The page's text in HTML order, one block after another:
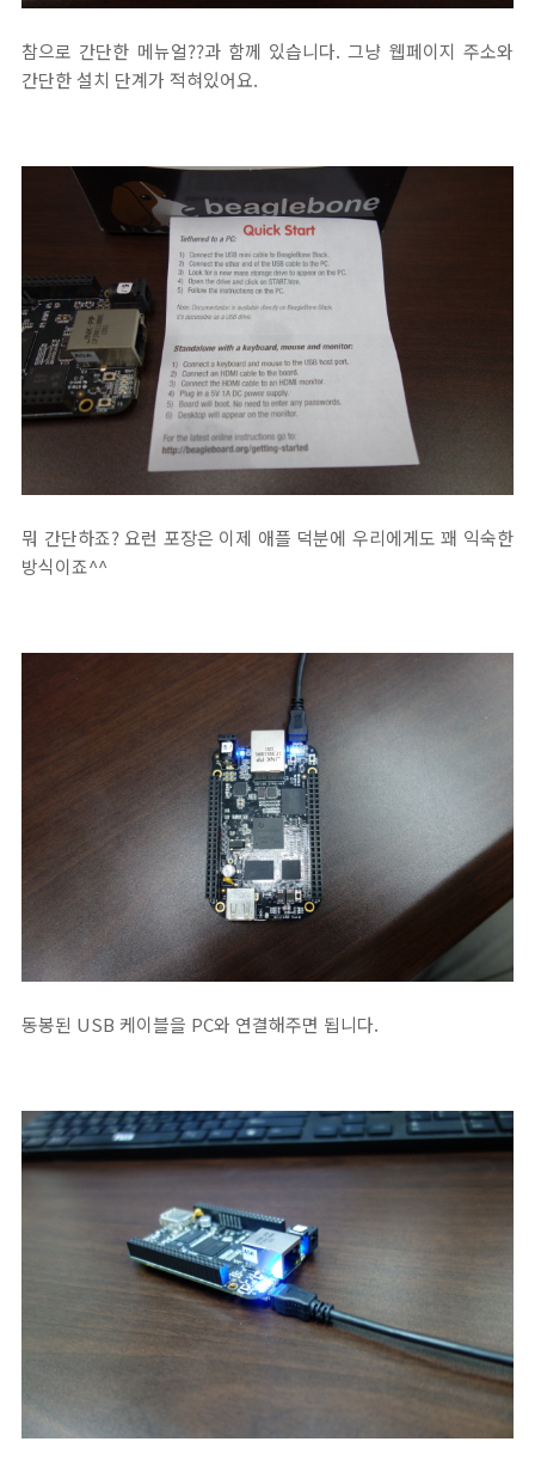
참으로 간단한 메뉴얼??과 함께 있습니다. 그냥 웹페이지 주소와
간단한 설치 단계가 적혀있어요.
뭐 간단하죠? 요런 포장은 이제 애플 덕분에 우리에게도 꽤 익숙한
방식이죠^^
동봉된 USB 케이블을 PC와 연결해주면 됩니다.